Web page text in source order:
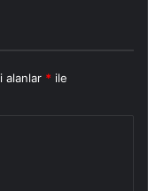
alanlar * ile